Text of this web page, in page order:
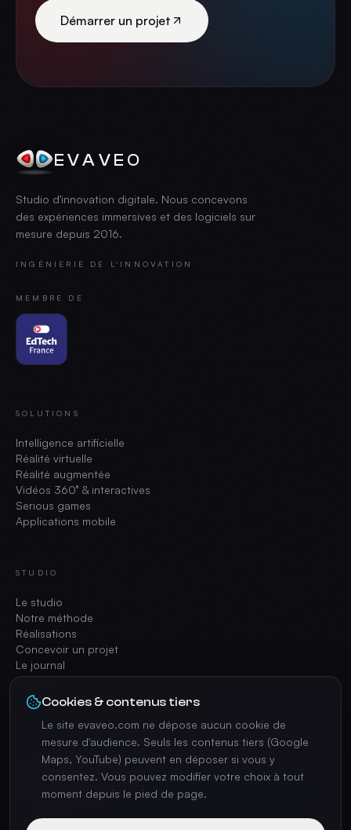
Démarrer un projet
EVAVEO
Studio d'innovation digitale. Nous concevons
des expériences immersives et des logiciels sur
mesure depuis 2016.
INGÉNIERIE DE L'INNOVATION
MEMBRE DE
SOLUTIONS
Intelligence artificielle
Réalité virtuelle
Réalité augmentée
Vidéos 360° & interactives
Serious games
Applications mobile
STUDIO
Le studio
Notre méthode
Réalisations
Concevoir un projet
Le journal
Contact
CONTACT
contact@evaveo.com
+33 4 74 70 42 35
17 Av. Charles de Gaulle, 69370 Saint-Didier-au-Mont-d'Or
Cookies & contenus tiers
Le site evaveo.com ne dépose aucun cookie de
mesure d'audience. Seuls les contenus tiers (Google
Maps, YouTube) peuvent en déposer si vous y
consentez. Vous pouvez modifier votre choix à tout
moment depuis le pied de page.